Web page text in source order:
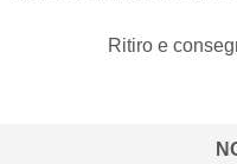
Ritiro e